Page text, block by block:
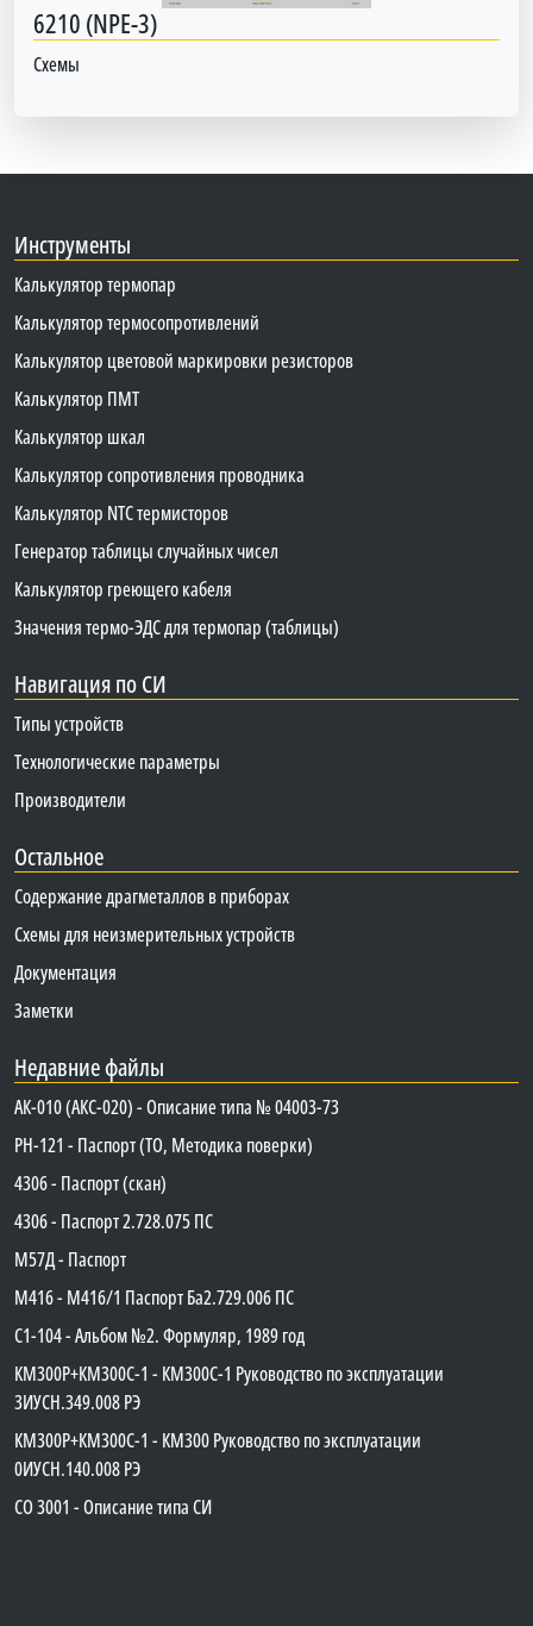
6210 (NPE-3)
Схемы
Инструменты
Калькулятор термопар
Калькулятор термосопротивлений
Калькулятор цветовой маркировки резисторов
Калькулятор ПМТ
Калькулятор шкал
Калькулятор сопротивления проводника
Калькулятор NTC термисторов
Генератор таблицы случайных чисел
Калькулятор греющего кабеля
Значения термо-ЭДС для термопар (таблицы)
Навигация по СИ
Типы устройств
Технологические параметры
Производители
Остальное
Содержание драгметаллов в приборах
Схемы для неизмерительных устройств
Документация
Заметки
Недавние файлы
АК-010 (АКС-020) - Описание типа № 04003-73
PH-121 - Паспорт (ТО, Методика поверки)
4306 - Паспорт (скан)
4306 - Паспорт 2.728.075 ПС
М57Д - Паспорт
М416 - М416/1 Паспорт Ба2.729.006 ПС
C1-104 - Альбом №2. Формуляр, 1989 год
КМ300Р+КМ300С-1 - КМ300C-1 Руководство по эксплуатации
3ИУСН.349.008 РЭ
КМ300Р+КМ300С-1 - КМ300 Руководство по эксплуатации
0ИУСН.140.008 РЭ
СО 3001 - Описание типа СИ